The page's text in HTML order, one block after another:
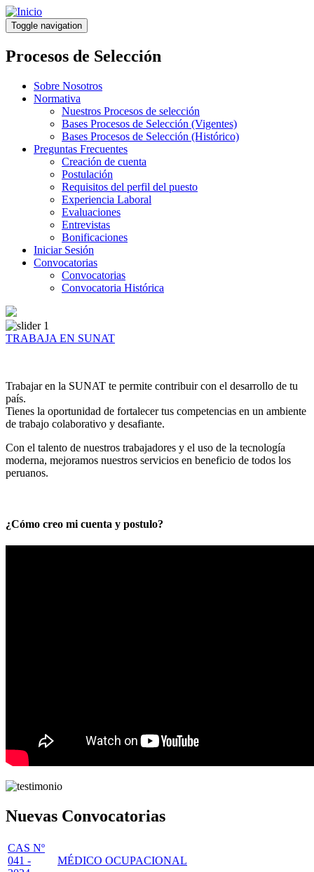
Pasar
al
contenido
principal
Toggle navigation
Procesos de Selección
Sobre Nosotros
Normativa
Nuestros Procesos de selección
Bases Procesos de Selección (Vigentes)
Bases Procesos de Selección (Histórico)
Preguntas Frecuentes
Creación de cuenta
Postulación
Requisitos del perfil del puesto
Experiencia Laboral
Evaluaciones
Entrevistas
Bonificaciones
Iniciar Sesión
Convocatorias
Convocatorias
Convocatoria Histórica
TRABAJA EN SUNAT
Trabajar en la SUNAT te permite contribuir con el desarrollo de tu
país.
Tienes la oportunidad de fortalecer tus competencias en un ambiente
de trabajo colaborativo y desafiante.
Con el talento de nuestros trabajadores y el uso de la tecnología
moderna, mejoramos nuestros servicios en beneficio de todos los
peruanos.
¿Cómo creo mi cuenta y postulo?
Nuevas Convocatorias
CAS Nº
041 -
MÉDICO OCUPACIONAL